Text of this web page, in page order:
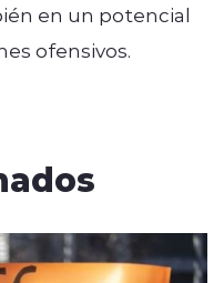
en un potencial
ofensivos.